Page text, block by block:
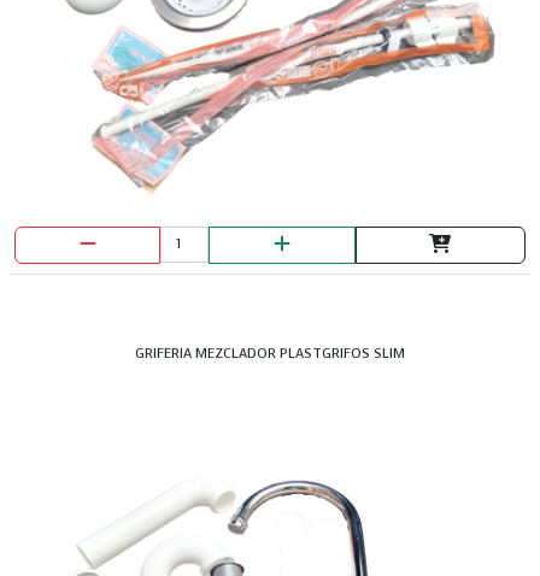
GRIFERIA MEZCLADOR PLASTGRIFOS SLIM